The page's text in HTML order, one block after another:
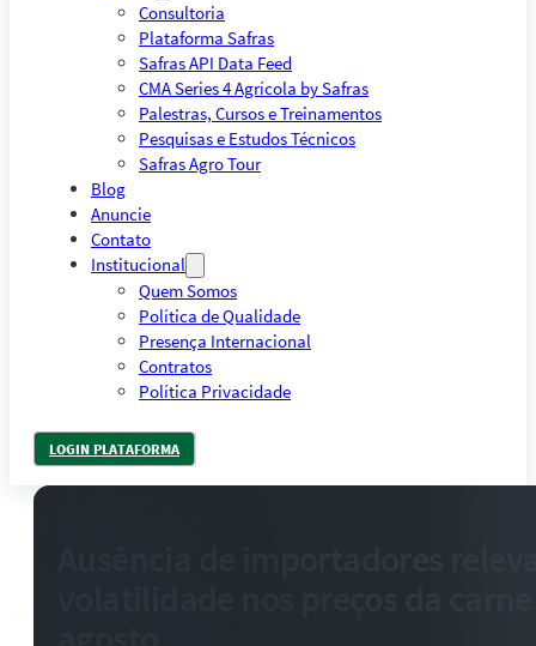
Consultoria
Plataforma Safras
Safras API Data Feed
CMA Series 4 Agrícola by Safras
Palestras, Cursos e Treinamentos
Pesquisas e Estudos Técnicos
Safras Agro Tour
Blog
Anuncie
Contato
Institucional
Quem Somos
Política de Qualidade
Presença Internacional
Contratos
Política Privacidade
LOGIN PLATAFORMA